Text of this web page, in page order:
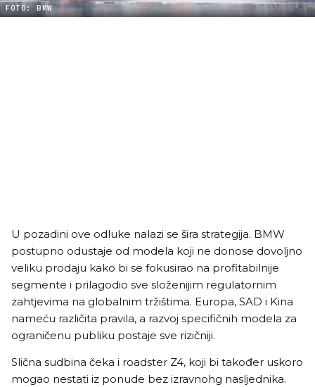
FOTO: BMW
U pozadini ove odluke nalazi se šira strategija. BMW
postupno odustaje od modela koji ne donose dovoljno
veliku prodaju kako bi se fokusirao na profitabilnije
segmente i prilagodio sve složenijim regulatornim
zahtjevima na globalnim tržištima. Europa, SAD i Kina
nameću različita pravila, a razvoj specifičnih modela za
ograničenu publiku postaje sve rizičniji.
Slična sudbina čeka i roadster Z4, koji bi također uskoro
mogao nestati iz ponude bez izravnohg nasljednika.